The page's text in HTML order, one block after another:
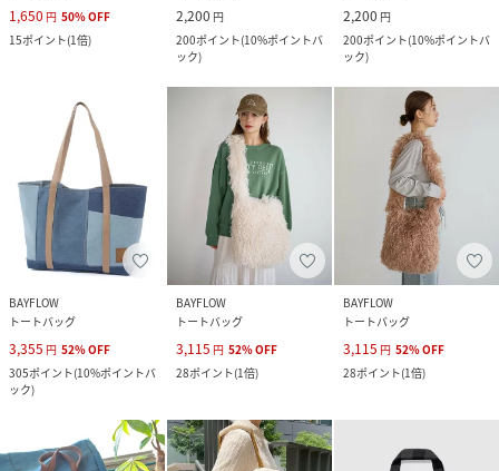
1,650 円 50%OFF
15ポイント(1倍)
2,200 円
200ポイント(10%ポイントバ
ック)
2,200 円
200ポイント(10%ポイントバ
ック)
BAYFLOW
トートバッグ
3,355 円 52%OFF
305ポイント(10%ポイントバ
ック)
BAYFLOW
トートバッグ
3,115 円 52%OFF
28ポイント(1倍)
BAYFLOW
トートバッグ
3,115 円 52%OFF
28ポイント(1倍)